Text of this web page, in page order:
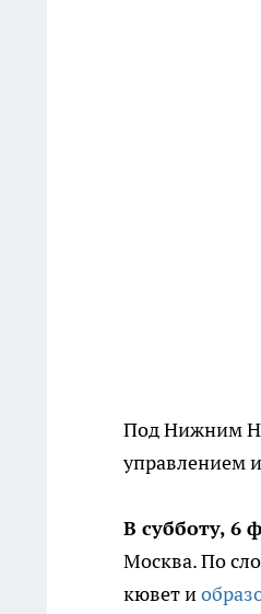
Под Нижним
управлением
В субботу, 6
Москва. По
кювет и